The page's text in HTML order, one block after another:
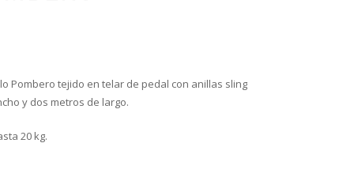
Pombero tejido en telar de pedal con anillas sling
y dos metros de largo.
20 kg.